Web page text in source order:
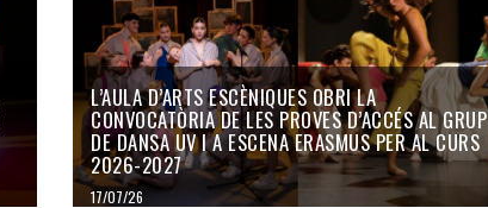
L’AULA D’ARTS ESCÈNIQUES OBRI LA
CONVOCATÒRIA DE LES PROVES D’ACCÉS AL GRUP
DE DANSA UV I A ESCENA ERASMUS PER AL CURS
2026-2027
17/07/26